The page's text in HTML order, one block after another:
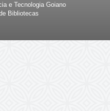
e Tecnologia Goiano
Bibliotecas